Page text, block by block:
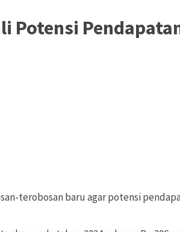
Potensi
terobosan baru agar potensi